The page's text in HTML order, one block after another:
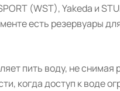
(WST), Yakeda и
есть резервуары
пить воду, не снимая
когда доступ к воде